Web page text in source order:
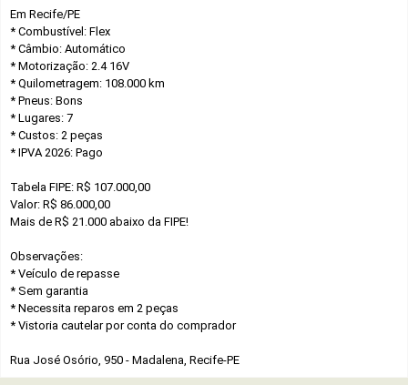
Em Recife/PE
* Combustível: Flex
* Câmbio: Automático
* Motorização: 2.4 16V
* Quilometragem: 108.000 km
* Pneus: Bons
* Lugares: 7
* Custos: 2 peças
* IPVA 2026: Pago
Tabela FIPE: R$ 107.000,00
Valor: R$ 86.000,00
Mais de R$ 21.000 abaixo da FIPE!
Observações:
* Veículo de repasse
* Sem garantia
* Necessita reparos em 2 peças
* Vistoria cautelar por conta do comprador
Rua José Osório, 950 - Madalena, Recife-PE